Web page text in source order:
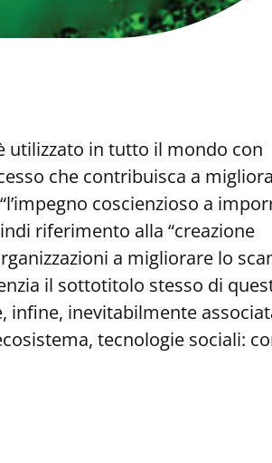
utilizzato in tutto il mondo con
che contribuisca a
coscienzioso a
riferimento alla “creazione
a migliorare lo
il sottotitolo stesso di
infine, inevitabilmente
tecnologie sociali: